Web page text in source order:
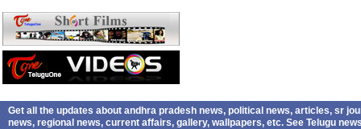
Get all the updates about andhra pradesh news, political news, articles, sr
news, regional news, current affairs, gallery, wallpapers, etc. See Telugu